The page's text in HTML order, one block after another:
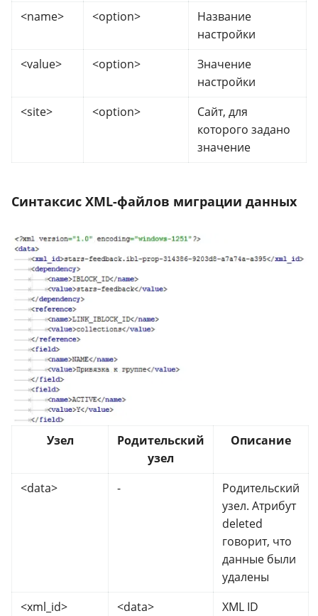
<name>
<option>
Название
настройки
<value>
<option>
Значение
настройки
<site>
<option>
Сайт, для
которого задано
значение
Синтаксис XML-файлов миграции данных
Узел
Родительский
узел
Описание
<data> -
Родительский
узел. Атрибут
deleted
говорит, что
данные были
удалены
<xml_id>
<data>
XML ID